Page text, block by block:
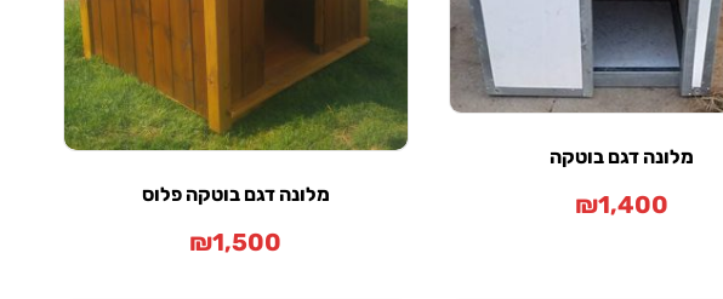
מלונה דגם בוטקה
₪1,400 מלונה דגם בוטקה פלוס
₪1,500